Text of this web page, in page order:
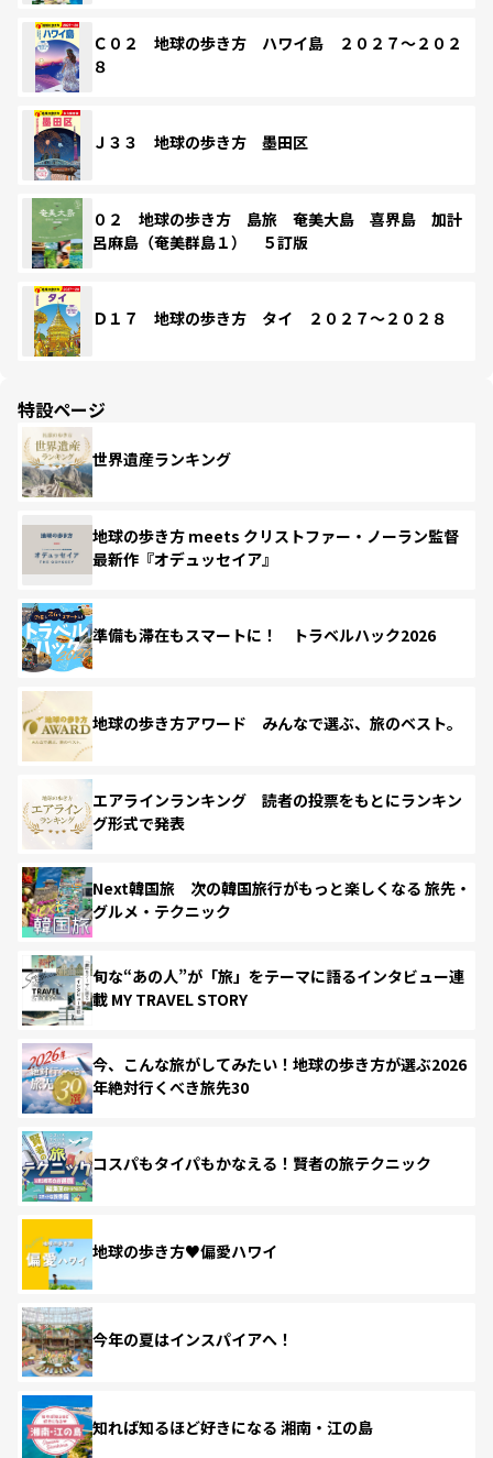
Ｃ０２ 地球の歩き方 ハワイ島 ２０２７～２０２
８
Ｊ３３ 地球の歩き方 墨田区
０２ 地球の歩き方 島旅 奄美大島 喜界島 加計
呂麻島（奄美群島１） ５訂版
Ｄ１７ 地球の歩き方 タイ ２０２７～２０２８
特設ページ
世界遺産ランキング
地球の歩き方 meets クリストファー・ノーラン監督
最新作『オデュッセイア』
準備も滞在もスマートに！ トラベルハック2026
地球の歩き方アワード みんなで選ぶ、旅のベスト。
エアラインランキング 読者の投票をもとにランキン
グ形式で発表
Next韓国旅 次の韓国旅行がもっと楽しくなる 旅先・
グルメ・テクニック
旬な“あの人”が「旅」をテーマに語るインタビュー連
載 MY TRAVEL STORY
今、こんな旅がしてみたい！地球の歩き方が選ぶ2026
年絶対行くべき旅先30
コスパもタイパもかなえる！賢者の旅テクニック
地球の歩き方♥偏愛ハワイ
今年の夏はインスパイアへ！
知れば知るほど好きになる 湘南・江の島